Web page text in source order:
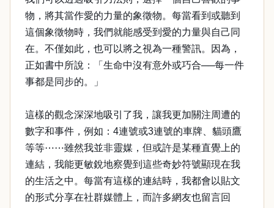
物，將其當作愛的力量的象徵物。每當看到或聽到
這個象徵物時，我們就能感受到愛的力量與自己同
在。不僅如此，也可以將之視為一種警訊。因為，
正如書中所說：「生命中沒有意外或巧合──每一件
事都是同步的。」
這樣的觀念深深地吸引了我，讓我更加關注周遭的
數字和事件，例如：4連號或3連號的車牌、貓頭鷹
等等⋯⋯雖然我並非靈媒，但或許是某種直覺上的
連結，我能更敏銳地察覺到這些奇妙符號顯現在我
的生活之中。每當有這樣的連結時，我都會以貼文
的形式分享在社群媒體上，而許多網友也留言回